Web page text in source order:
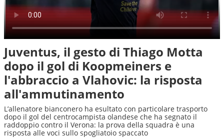
Juventus, il gesto di Thiago Motta
dopo il gol di Koopmeiners e
l'abbraccio a Vlahovic: la risposta
all'ammutinamento
L’allenatore bianconero ha esultato con particolare trasporto
dopo il gol del centrocampista olandese che ha segnato il
raddoppio contro il Verona: la prova della squadra è una
risposta alle voci sullo spogliatoio spaccato